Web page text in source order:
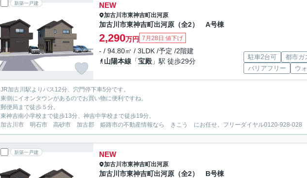
新築一戸建 NEW
加古川市東神吉町出河原
加古川市東神吉町出河原（全2） A号棟
2,290万円 7月28日 値下げ
- / 94.80㎡ / 3LDK /予定 /2階建
山陽本線 「宝殿 」駅 徒歩29分
駐車2台可 都市ガ
バリアフリー
ウ
JR加古川駅よりバス12分、穴門停下車5分です。
東側にイオンタウンがあるのでお買い物に便利ですね。
郵便局まで徒歩５分。
東神吉南小学校まで徒歩13分、神吉中学校まで徒歩19分。
加古川市 明石市 高砂市 加古郡 姫路市の不動産情報なら きこう にお任せ。フリーダイヤル0120-928-028
新築一戸建 NEW
加古川市東神吉町出河原
加古川市東神吉町出河原（全2） B号棟